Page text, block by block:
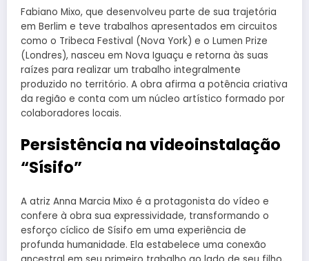
Fabiano Mixo, que desenvolveu parte de sua trajetória
em Berlim e teve trabalhos apresentados em circuitos
como o Tribeca Festival (Nova York) e o Lumen Prize
(Londres), nasceu em Nova Iguaçu e retorna às suas
raízes para realizar um trabalho integralmente
produzido no território. A obra afirma a potência criativa
da região e conta com um núcleo artístico formado por
colaboradores locais.
Persistência na videoinstalação
“Sísifo”
A atriz Anna Marcia Mixo é a protagonista do vídeo e
confere à obra sua expressividade, transformando o
esforço cíclico de Sísifo em uma experiência de
profunda humanidade. Ela estabelece uma conexão